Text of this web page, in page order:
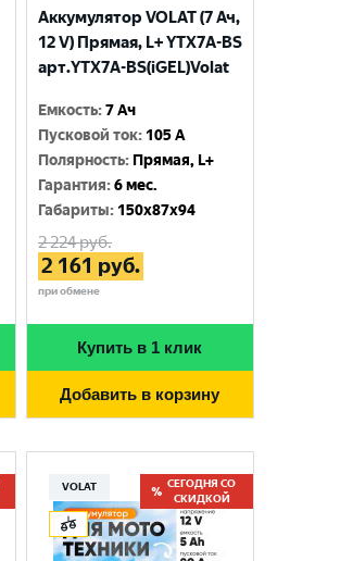
Аккумулятор VOLAT (7 Ач,
12 V) Прямая, L+ YTX7A-BS
арт.YTX7A-BS(iGEL)Volat
Емкость:7 Ач
Пусковой ток: 105 A
Полярность: Прямая, L+
Гарантия:6 мес.
Габариты: 150x87x94
2 224руб.
2 161 руб.
при обмене
Купить в 1 клик
Добавить в корзину
VOLAT
СЕГОДНЯ СО
СКИДКОЙ